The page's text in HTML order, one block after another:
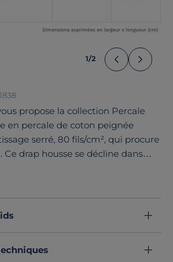
1/2
propose la collection Percale
en percale de coton peignée
serré, 80 fils/cm², qui procure
drap housse se décline dans
polaires ou les tonalités chaudes
avec toutes vos parures